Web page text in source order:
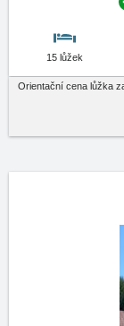
15 lůžek
Orientační cena lůžka